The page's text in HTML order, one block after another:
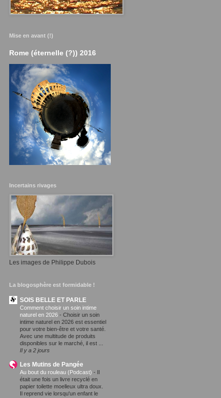
Mise en avant (!)
Rome (éternelle (?)) 2016
Incertains rivages
Les images de Philippe Dubois
La blogosphère est formidable !
SOIS BELLE ET PARLE
Comment choisir un soin intime
naturel en 2026 - Choisir un soin
intime naturel en 2026 est essentiel
pour votre bien-être et votre santé.
Avec une multitude de produits
disponibles sur le marché, il est ...
Il y a 2 jours
Les Mutins de Pangée
Au bout du rouleau (Podcast) - Il
était une fois un livre recyclé en
papier toilette moelleux ultra doux.
Il reprend vie lorsqu'un enfant le